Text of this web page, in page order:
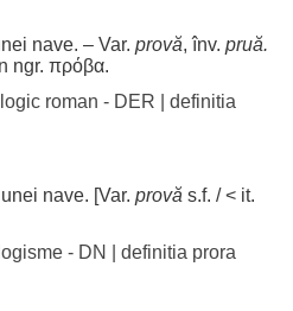
nave. – Var. provă, înv. pruă.
ngr. πρόβα.
roman - DER
definitia
nave. [Var. provă s.f. / < it.
- DN
definitia prora